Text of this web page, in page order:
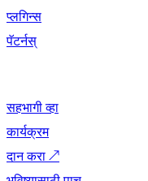
प्लगिन्स
पॅटर्नस्
सहभागी व्हा
कार्यक्रम
दान करा ↗